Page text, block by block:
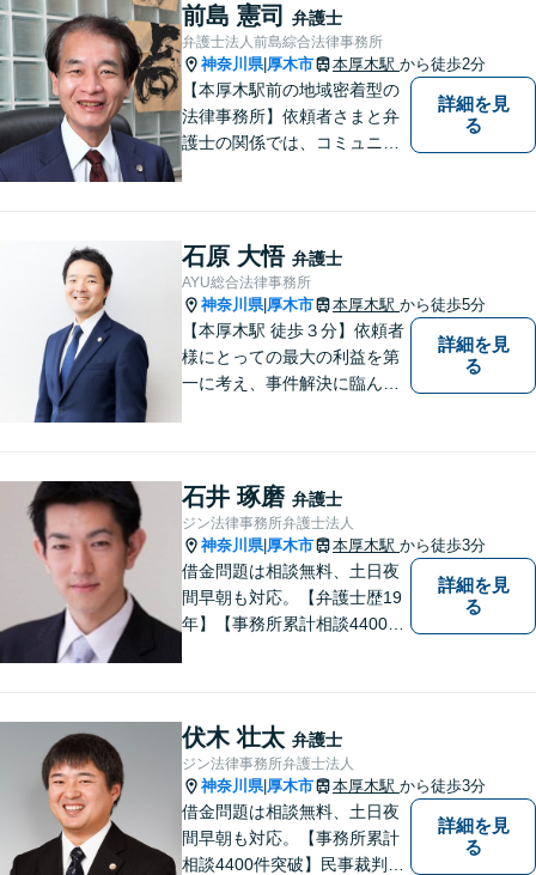
前島 憲司 弁護士
弁護士法人前島綜合法律事務所
神奈川県| 厚木市 本厚木駅 から徒歩2分
【本厚木駅前の地域密着型の
法律事務所】依頼者さまと弁
護士の関係では、コミュニケ
B面談可】【本厚木駅1分】
詳細を見
る
石原 大悟 弁護士
AYU総合法律事務所
神奈川県| 厚木市 本厚木駅 から徒歩5分
【本厚木駅 徒歩３分】依頼者
様にとっての最大の利益を第
一に考え、事件解決に臨んで
所を目指しております。
詳細を見
る
石井 琢磨 弁護士
ジン法律事務所弁護士法人
神奈川県| 厚木市 本厚木駅 から徒歩3分
借金問題は相談無料、土日夜
間早朝も対応。【弁護士歴19
年】【事務所累計相談4400件
男女問題
詳細を見
る
伏木 壮太 弁護士
ジン法律事務所弁護士法人
神奈川県| 厚木市 本厚木駅 から徒歩3分
借金問題は相談無料、土日夜
間早朝も対応。【事務所累計
相談4400件突破】民事裁判／
詳細を見
る